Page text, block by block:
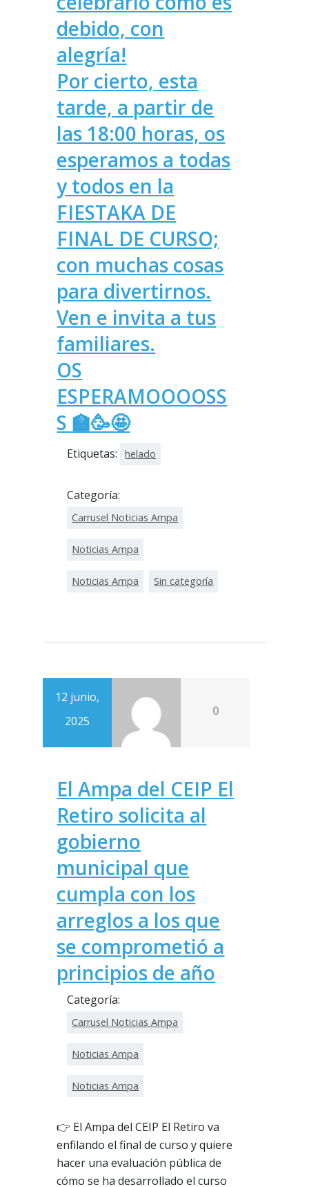
debido, con
alegría!
Por cierto, esta
tarde, a partir de
las 18:00 horas, os
esperamos a todas
y todos en la
FIESTAKA DE
FINAL DE CURSO;
con muchas cosas
para divertirnos.
Ven e invita a tus
familiares.
OS
ESPERAMOOOOSS
S 🏫🥳🤩
Etiquetas: helado
Categoría:
Carrusel Noticias Ampa
Noticias Ampa
Noticias Ampa Sin categoría
12 junio,
2025
0
El Ampa del CEIP El
Retiro solicita al
gobierno
municipal que
cumpla con los
arreglos a los que
se comprometió a
principios de año
Categoría:
Carrusel Noticias Ampa
Noticias Ampa
Noticias Ampa
👉 El Ampa del CEIP El Retiro va
enfilando el final de curso y quiere
hacer una evaluación pública de
cómo se ha desarrollado el curso